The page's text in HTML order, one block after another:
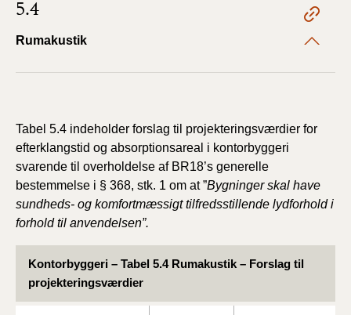
5.4
Rumakustik
Tabel 5.4 indeholder forslag til projekteringsværdier for
efterklangstid og absorptionsareal i kontorbyggeri
svarende til overholdelse af BR18’s generelle
bestemmelse i § 368, stk. 1 om at ”Bygninger skal have
sundheds- og komfortmæssigt tilfredsstillende lydforhold i
forhold til anvendelsen”.
Kontorbyggeri – Tabel 5.4 Rumakustik – Forslag til
projekteringsværdier